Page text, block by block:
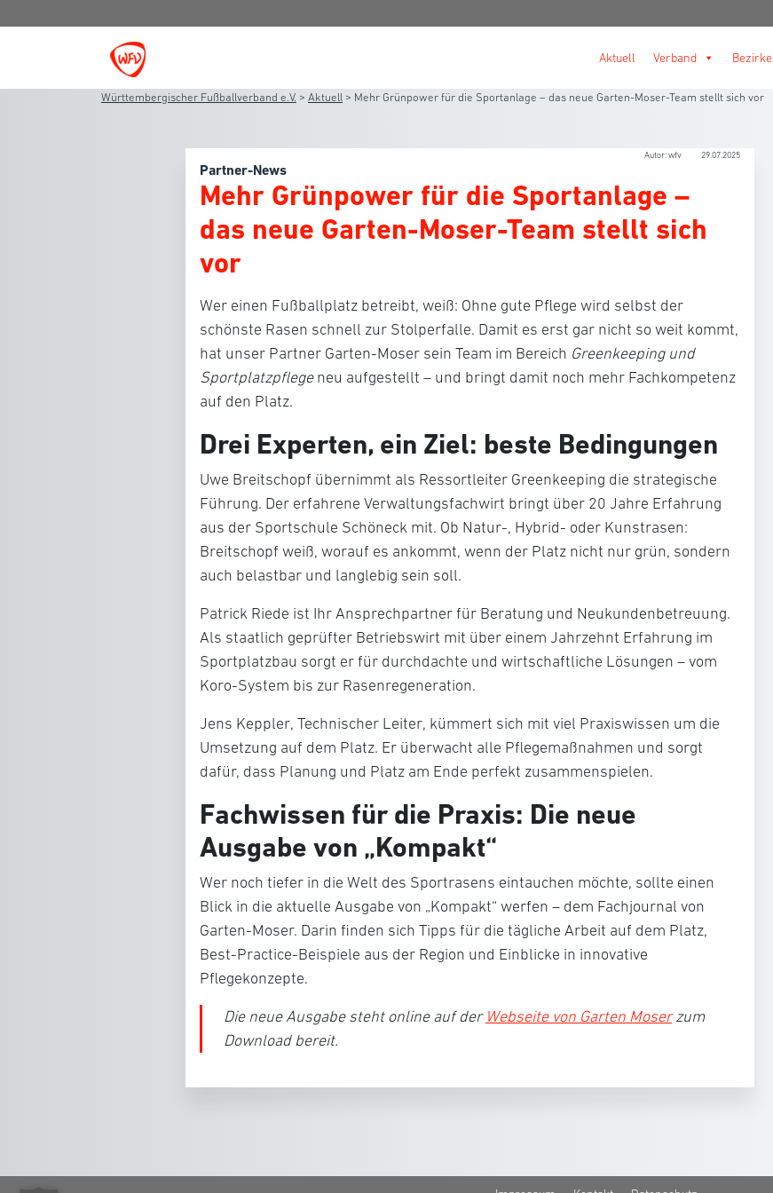
Aktuell Verband Bezirke
Württembergischer Fußballverband e.V. > Aktuell > Mehr Grünpower für die Sportanlage – das neue Garten-Moser-Team stellt sich vor
Autor: wfv 29.07.2025
Partner-News
Mehr Grünpower für die Sportanlage –
das neue Garten-Moser-Team stellt sich
vor
Wer einen Fußballplatz betreibt, weiß: Ohne gute Pflege wird selbst der
schönste Rasen schnell zur Stolperfalle. Damit es erst gar nicht so weit kommt,
hat unser Partner Garten-Moser sein Team im Bereich Greenkeeping und
Sportplatzpflegeneu aufgestellt – und bringt damit noch mehr Fachkompetenz
auf den Platz.
Drei Experten, ein Ziel: beste Bedingungen
Uwe Breitschopf übernimmt als Ressortleiter Greenkeeping die strategische
Führung. Der erfahrene Verwaltungsfachwirt bringt über 20 Jahre Erfahrung
aus der Sportschule Schöneck mit. Ob Natur-, Hybrid- oder Kunstrasen:
Breitschopf weiß, worauf es ankommt, wenn der Platz nicht nur grün, sondern
auch belastbar und langlebig sein soll.
Patrick Riede ist Ihr Ansprechpartner für Beratung und Neukundenbetreuung.
Als staatlich geprüfter Betriebswirt mit über einem Jahrzehnt Erfahrung im
Sportplatzbau sorgt er für durchdachte und wirtschaftliche Lösungen – vom
Koro-System bis zur Rasenregeneration.
Jens Keppler, Technischer Leiter, kümmert sich mit viel Praxiswissen um die
Umsetzung auf dem Platz. Er überwacht alle Pflegemaßnahmen und sorgt
dafür, dass Planung und Platz am Ende perfekt zusammenspielen.
Fachwissen für die Praxis: Die neue
Ausgabe von „Kompakt“
Wer noch tiefer in die Welt des Sportrasens eintauchen möchte, sollte einen
Blick in die aktuelle Ausgabe von „Kompakt“ werfen – dem Fachjournal von
Garten-Moser. Darin finden sich Tipps für die tägliche Arbeit auf dem Platz,
Best-Practice-Beispiele aus der Region und Einblicke in innovative
Pflegekonzepte.
Die neue Ausgabe steht online auf der Webseite von Garten Moserzum
Download bereit.